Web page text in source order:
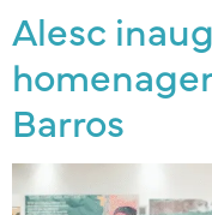
Alesc
Barros